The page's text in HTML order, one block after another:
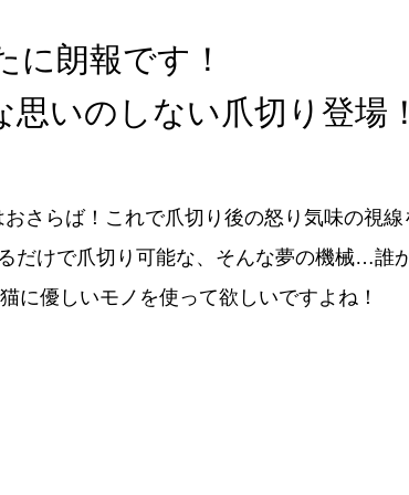
に朗報です！
いのしない爪切り登場
さらば！これで爪切り後の怒り気味の視線
けで爪切り可能な、そんな夢の機械…誰
に優しいモノを使って欲しいですよね！